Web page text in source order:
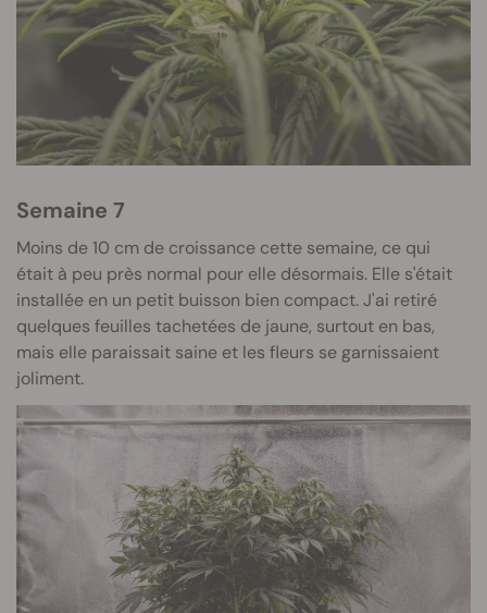
Semaine 7
Moins de 10 cm de croissance cette semaine, ce qui
était à peu près normal pour elle désormais. Elle s'était
installée en un petit buisson bien compact. J'ai retiré
quelques feuilles tachetées de jaune, surtout en bas,
mais elle paraissait saine et les fleurs se garnissaient
joliment.